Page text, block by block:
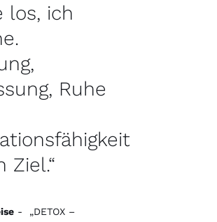
los, ich
Ruhe
Ziel.“
- „DETOX –